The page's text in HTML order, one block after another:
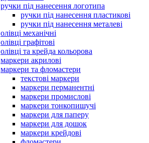
ручки під нанесення логотипа
ручки під нанесення пластикові
ручки під нанесення металеві
олівці механічні
олівці графітові
олівці та крейда кольорова
маркери акрилові
маркери та фломастери
текстові маркери
маркери перманентні
маркери промислові
маркери тонкопишучі
маркери для паперу
маркери для дошок
маркери крейдові